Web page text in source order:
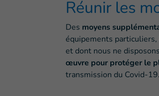
Réunir les
Des moyens
équipements
et dont nous ne
œuvre pour protéger le
transmission du Covid-